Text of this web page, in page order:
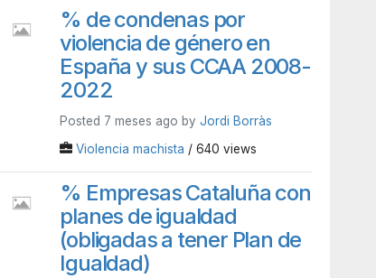
% de condenas por
violencia de género en
España y sus CCAA 2008-
2022
Posted 7 meses ago byJordi Borràs
Violencia machista / 640 views
% Empresas Cataluña con
planes de igualdad
(obligadas a tener Plan de
Igualdad)